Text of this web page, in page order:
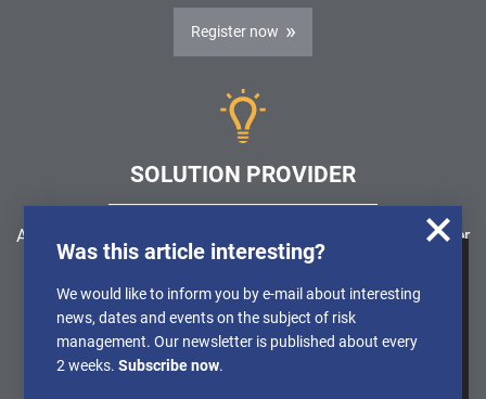
We use cookies to obtain anonymised
information about the use of our website, so
that we can constantly improve our offer.
Further Details can be found in our
Register now
SOLUTION PROVIDER
Are you looking for a software solution or a service provider
in the field of risk management, GRC, ICS or ISMS?
Find a solution provider
Was this article interesting?
We would like to inform you by e-mail about interesting
news, dates and events on the subject of risk
management. Our newsletter is published about every
2 weeks.Subscribe now.